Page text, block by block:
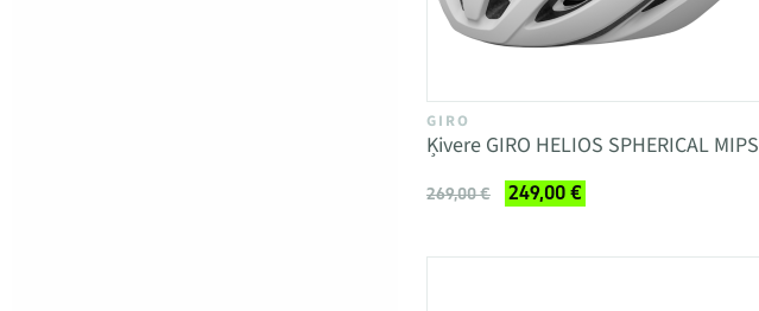
GIRO
Ķivere GIRO HELIOS SPHERICAL MIPS
269,00 € 249,00 €